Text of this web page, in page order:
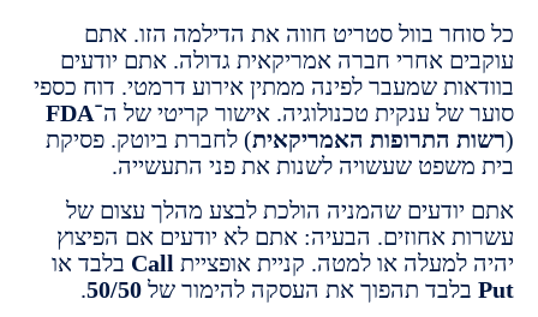
בוול סטריט חווה את הדילמה הזו. אתם
אחרי חברה אמריקאית גדולה. אתם יודעים
שמעבר לפינה ממתין אירוע דרמטי. דוח כספי
ענקית טכנולוגיה. אישור קריטי של ה־FDA
התרופות האמריקאית) לחברת ביוטק. פסיקת
שעשויה לשנות את פני התעשייה.
שהמניה הולכת לבצע מהלך עצום של
אחוזים. הבעיה: אתם לא יודעים אם הפיצוץ
או למטה. קניית אופצייתCallבלבד או
תהפוך את העסקה להימור של50/50
.